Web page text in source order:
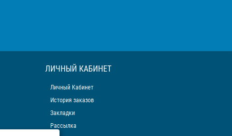
ЛИЧНЫЙ КАБИНЕТ
Личный Кабинет
История заказов
Закладки
Рассылка